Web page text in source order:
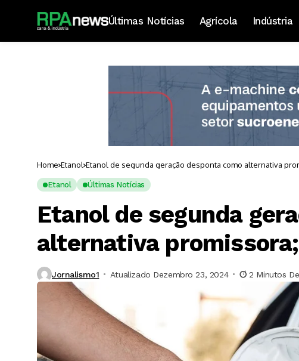
Últimas Notícias Agrícola Indústria
Home Etanol Etanol de segunda geração desponta como alternativa
Etanol Últimas Notícias
Etanol de segunda
alternativa
Jornalismo1 Atualizado Dezembro 23, 2024 2 Minutos